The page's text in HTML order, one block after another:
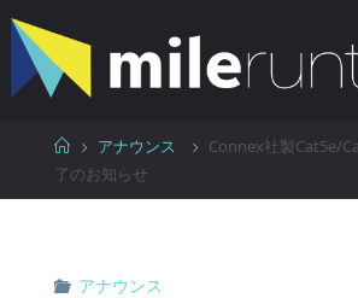
コ
ン
ス
ホ
ー
ム
アナウンス
Connex社製Cat5e/
了のお知らせ
アナウンス